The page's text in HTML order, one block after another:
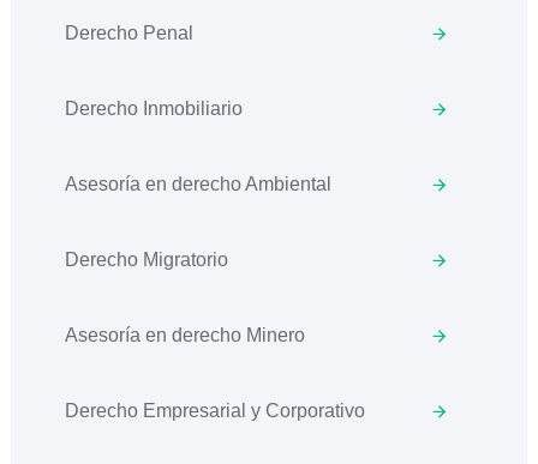
Derecho Penal
Derecho Inmobiliario
Asesoría en derecho Ambiental
Derecho Migratorio
Asesoría en derecho Minero
Derecho Empresarial y Corporativo